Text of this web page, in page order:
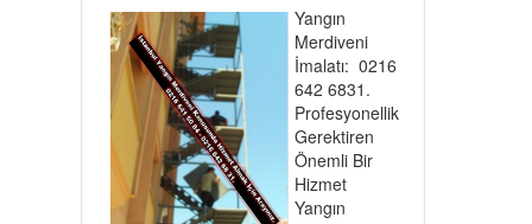
Yangın
Merdiveni
İmalatı: 0216
642 6831.
Profesyonellik
Gerektiren
Önemli Bir
Hizmet
Yangın